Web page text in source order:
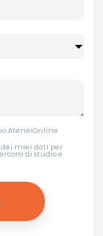
AteneiOnline
miei dati per
di studio e